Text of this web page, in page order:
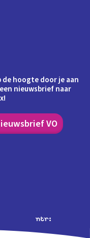
hoogte door je aan
nieuwsbrief naar
VO